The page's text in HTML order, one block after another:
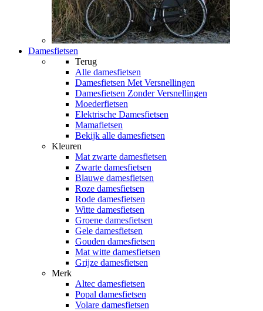
Damesfietsen
Terug
Alle damesfietsen
Damesfietsen Met Versnellingen
Damesfietsen Zonder Versnellingen
Moederfietsen
Elektrische Damesfietsen
Mamafietsen
Bekijk alle damesfietsen
Kleuren
Mat zwarte damesfietsen
Zwarte damesfietsen
Blauwe damesfietsen
Roze damesfietsen
Rode damesfietsen
Witte damesfietsen
Groene damesfietsen
Gele damesfietsen
Gouden damesfietsen
Mat witte damesfietsen
Grijze damesfietsen
Merk
Altec damesfietsen
Popal damesfietsen
Volare damesfietsen